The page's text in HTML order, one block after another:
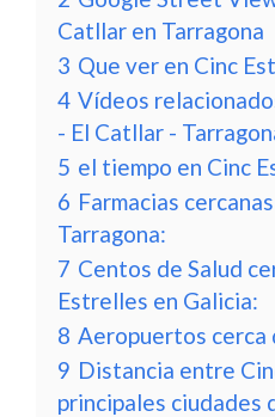
Catllar en Tarragona
3 Que ver en Cinc
4 Vídeos
- El Catllar -
5 el tiempo en Cinc
6 Farmacias
Tarragona:
7 Centos de Salud
Estrelles en Galicia:
8 Aeropuertos cerca
9 Distancia entre
principales ciudades